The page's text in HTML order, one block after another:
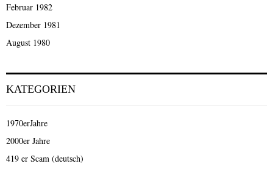
Februar 1982
Dezember 1981
August 1980
KATEGORIEN
1970erJahre
2000er Jahre
419 er Scam (deutsch)